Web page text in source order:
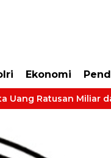
Ekonomi
Miliar dalam